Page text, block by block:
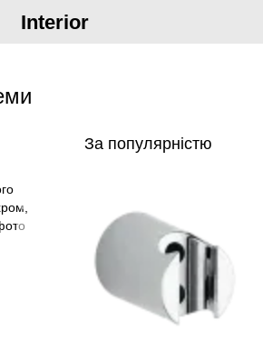
Interior
За популярністю